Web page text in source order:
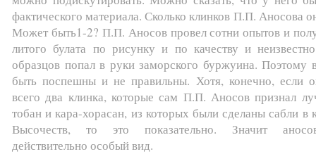
фактического материала. Сколько клинков П.П. Аносова
Может быть1-2? П.П. Аносов провел сотни опытов и
литого булата по рисунку и по качеству и
образцов попал в руки заморского буржуина. Поэтому
быть поспешны и не правильны. Хотя, конечно, если
всего два клинка, которые сам П.П. Аносов признал
тобан и кара-хорасан, из которых были сделаны сабли в
Высочеств, то это показательно. Значит
действительно особый вид.